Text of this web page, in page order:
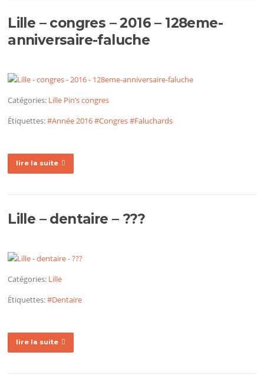
Lille – congres – 2016 – 128eme-
anniversaire-faluche
Catégories: Lille Pin’s congres
Étiquettes:#Année 2016#Congres#Faluchards
lire la suite
Lille – dentaire – ???
Catégories: Lille
Étiquettes:#Dentaire
lire la suite